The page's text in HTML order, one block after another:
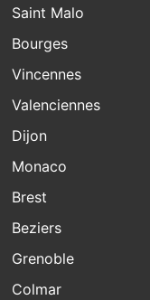
Saint Malo
Bourges
Vincennes
Valenciennes
Dijon
Monaco
Brest
Beziers
Grenoble
Colmar